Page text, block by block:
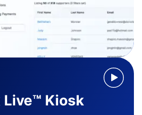
Live™ Kiosk